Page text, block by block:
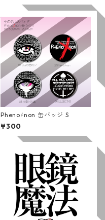
Phenoﾒnon 缶バッジ S
¥300